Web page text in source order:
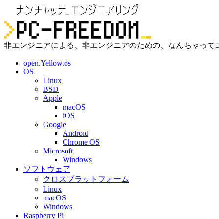
非エンジニアによる、非エンジニアのための、なんちゃって
open.Yellow.os
OS
Linux
BSD
Apple
macOS
iOS
Google
Android
Chrome OS
Microsoft
Windows
ソフトウェア
クロスプラットフォーム
Linux
macOS
Windows
Raspberry Pi